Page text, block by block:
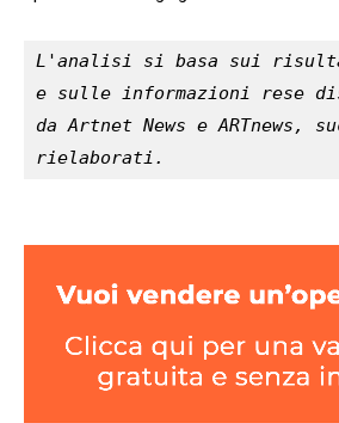
L'analisi si basa sui
e sulle informazioni rese
da Artnet News e ARTnews,
rielaborati.